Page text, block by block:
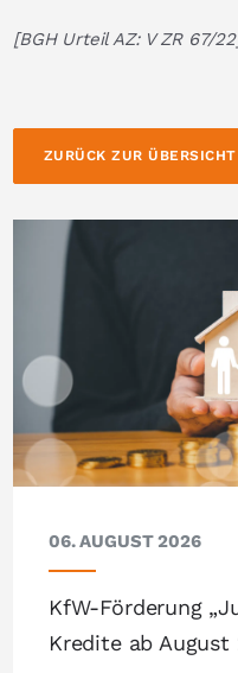
[BGH Urteil AZ: V ZR 67/
ZURÜCK ZUR ÜBERSICHT
06. AUGUST 2026
KfW-Förderung
Kredite ab August